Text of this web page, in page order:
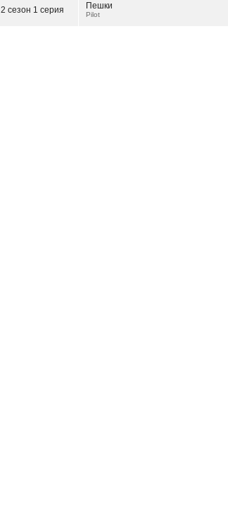
2 сезон 1 серия Пешки
Pilot